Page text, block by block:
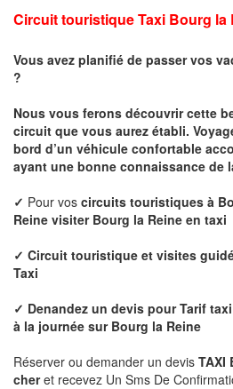
Circuit touristique Taxi Bourg la
Vous avez planifié de passer vos
?
Nous vous ferons découvrir cette
circuit que vous aurez établi.
bord d’un véhicule confortable
ayant une bonne connaissance de
✓ Pour vos circuits touristiques à
Reine visiter Bourg la Reine en taxi
✓ Circuit touristique et visites
Taxi
✓ Denandez un devis pourTarif
à la journée sur Bourg la Reine
Réserver ou demander un devis TAXI
cheret recevez Un Sms De